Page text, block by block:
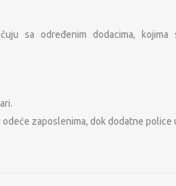
sa određenim dodacima, kojima
zaposlenima, dok dodatne police